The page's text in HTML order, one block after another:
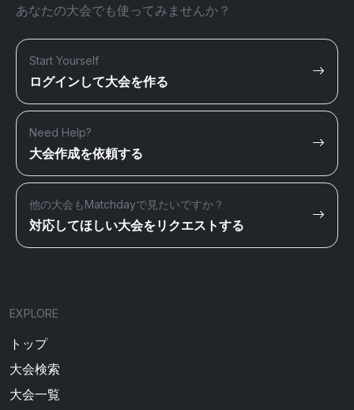
あなたの大会でも使ってみませんか？
Start Yourself
ログインして大会を作る
Need Help?
大会作成を依頼する
他の大会もMatchdayで見たいですか？
対応してほしい大会をリクエストする
EXPLORE
トップ
大会検索
大会一覧